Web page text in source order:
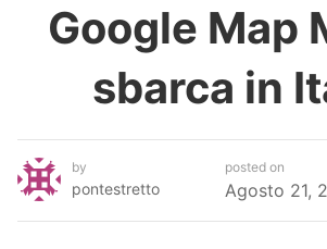
Google Map
sbarca in
by
pontestretto
posted on
Agosto 21,